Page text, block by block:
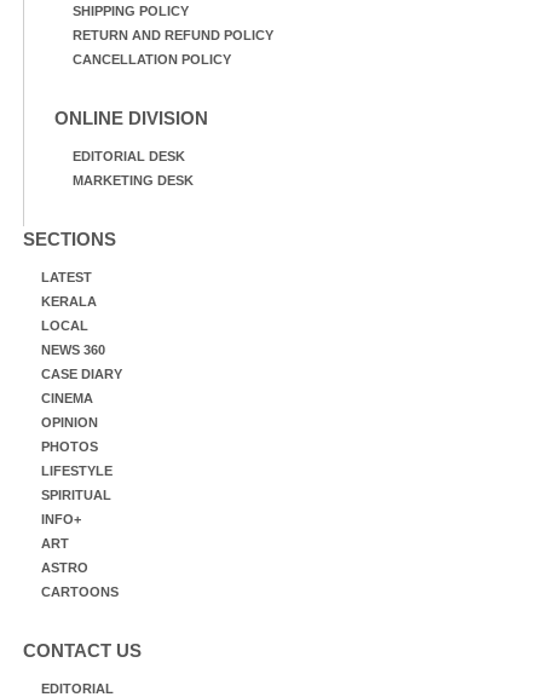
SHIPPING POLICY
RETURN AND REFUND POLICY
CANCELLATION POLICY
ONLINE DIVISION
EDITORIAL DESK
MARKETING DESK
SECTIONS
LATEST
KERALA
LOCAL
NEWS 360
CASE DIARY
CINEMA
OPINION
PHOTOS
LIFESTYLE
SPIRITUAL
INFO+
ART
ASTRO
CARTOONS
CONTACT US
EDITORIAL